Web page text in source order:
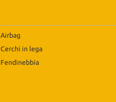
Airbag
Cerchi in lega
Fendinebbia